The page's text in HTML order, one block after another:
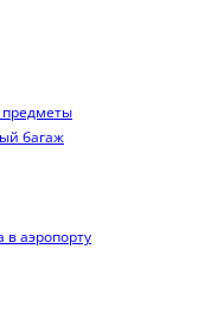
багаж
аэропорту